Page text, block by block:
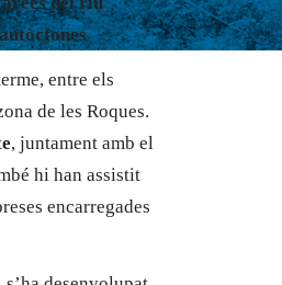
entre els
de les Roques.
, juntament amb el
hi han assistit
encarregades